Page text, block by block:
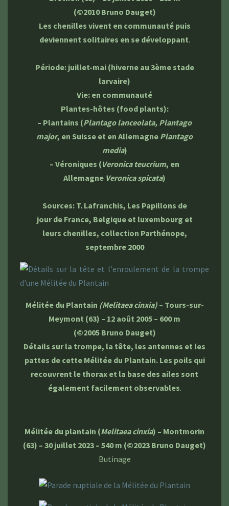
(©2010 Bruno Dauget)
Les chenilles vivent en communauté puis
deviennent solitaires en se développant.
Période: juillet-mai (hiverne au 3ème stade
larvaire)
Vie: en communauté
Plantes-hôtes (food plants):
– Plantains (Plantago lanceolata, Plantago
major, en Suisse et en Allemagne Plantago
media)
– Véroniques (Veronica teucrium, en
Allemagne Veronica spicata)
Sources: T. Lafranchis, Les Papillons de
jour de France, Belgique et luxembourg et
leurs chenilles, collection Parthénope,
septembre 2000
Mélitée du Plantain (Melitaea cinxia)– Tours-sur-
Meymont (63) – 12 août 2005 – 600 m
(©2005 Bruno Dauget)
Détails sur la trompe, la tête, les antennes et les
pattes de cette Mélitée du Plantain. Les poils qui
recouvrent le thorax et la base des ailes sont
également facilement observables.
Mélitée du plantain (Melitaea cinxia) – Montmorin
(63) – 30 juillet 2023 – 540 m (©2023 Bruno Dauget)
Butinage